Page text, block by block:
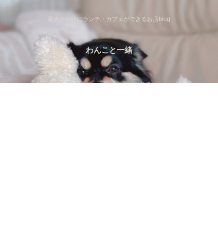
愛犬と一緒にランチ・カフェができるお店blog
わんこと一緒